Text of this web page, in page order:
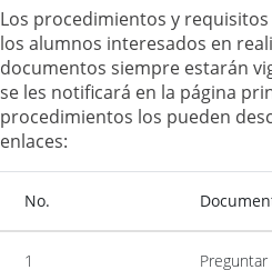
Los procedimientos y
los alumnos interesados en
documentos siempre estarán
se les notificará en la página
procedimientos los pueden
enlaces:
No.
1